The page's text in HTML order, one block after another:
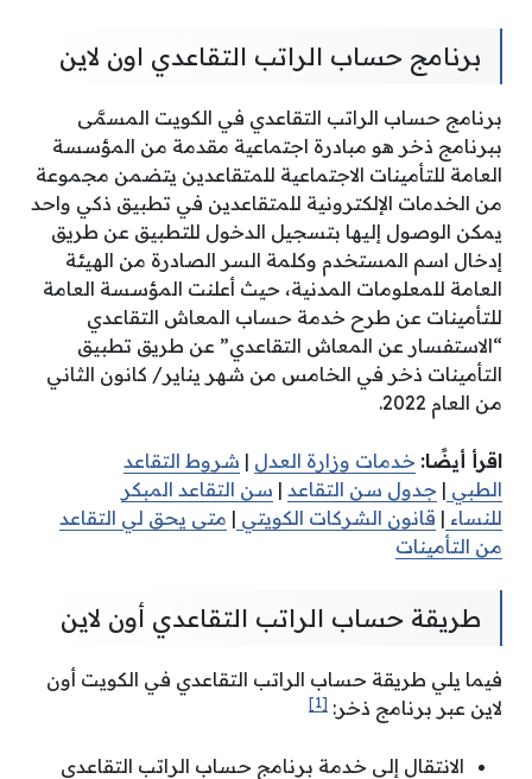
برنامج حساب الراتب التقاعدي اون لاين
برنامج حساب الراتب التقاعدي في الكويت المسمَّى
ببرنامج ذخر هو مبادرة اجتماعية مقدمة من المؤسسة
العامة للتأمينات الاجتماعية للمتقاعدين يتضمن مجموعة
من الخدمات الإلكترونية للمتقاعدين في تطبيق ذكي واحد
يمكن الوصول إليها بتسجيل الدخول للتطبيق عن طريق
إدخال اسم المستخدم وكلمة السر الصادرة من الهيئة
العامة للمعلومات المدنية، حيث أعلنت المؤسسة العامة
للتأمينات عن طرح خدمة حساب المعاش التقاعدي
“الاستفسار عن المعاش التقاعدي” عن طريق تطبيق
التأمينات ذخر في الخامس من شهر يناير/ كانون الثاني
من العام 2022.
اقرأ أيضًا: خدمات وزارة العدل | شروط التقاعد
الطبي | جدول سن التقاعد | سن التقاعد المبكر
للنساء | قانون الشركات الكويتي | متى يحق لي التقاعد
من التأمينات
طريقة حساب الراتب التقاعدي أون لاين
فيما يلي طريقة حساب الراتب التقاعدي في الكويت أون
لاين عبر برنامج ذخر: [1]
الانتقال إلى خدمة برنامج حساب الراتب التقاعدي